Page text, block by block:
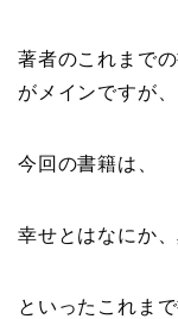
著者のこれまで
がメインですが、
今回の書籍は、
幸せとはなにか
といったこれま